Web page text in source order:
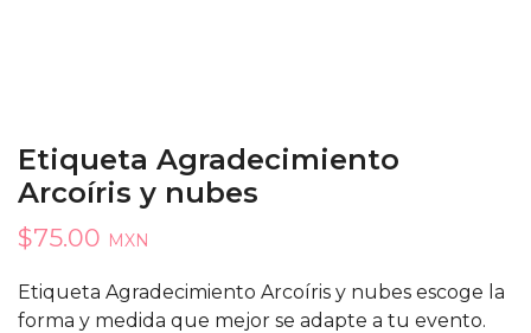
Etiqueta Agradecimiento
Arcoíris y nubes
$75.00 MXN
Etiqueta Agradecimiento Arcoíris y nubes escoge la
forma y medida que mejor se adapte a tu evento.